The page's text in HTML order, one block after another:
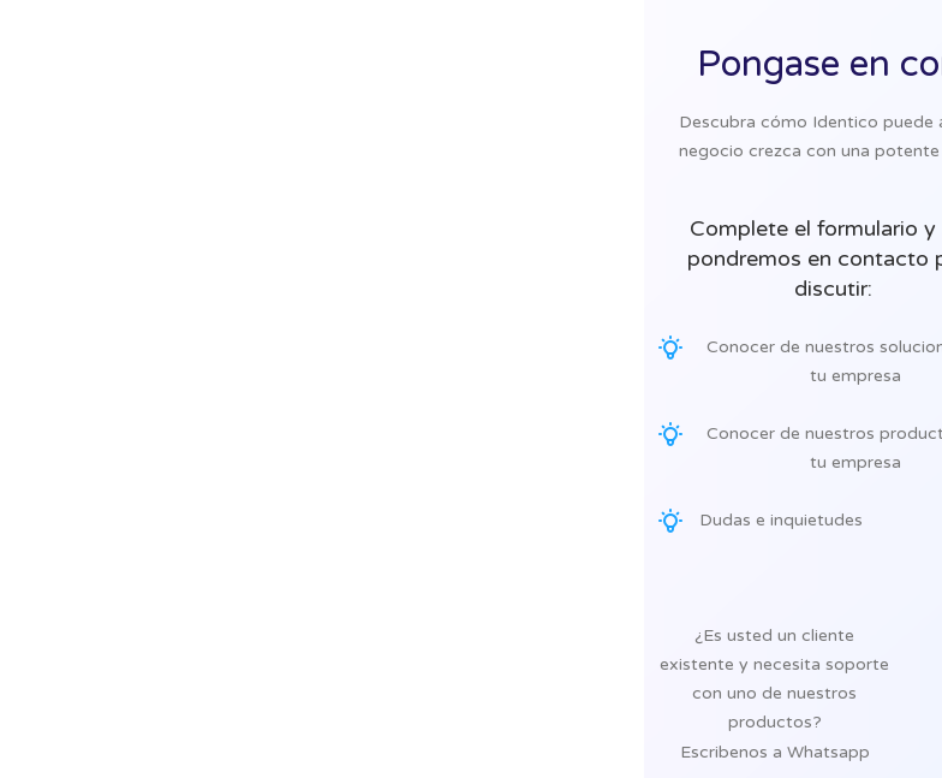
Pongase en
Descubra cómo Identico puede
negocio crezca con una
Complete el formulario y
pondremos en contacto
discutir:
Conocer de nuestros
tu empresa
Conocer de nuestros
tu empresa
Dudas e inquietudes
¿Es usted un cliente
existente y necesita soporte
con uno de nuestros
productos?
Escribenos a Whatsapp